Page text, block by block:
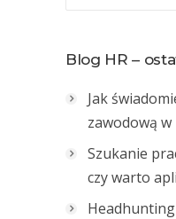
Blog HR –
Jak
zawodową
Szukanie
czy warto